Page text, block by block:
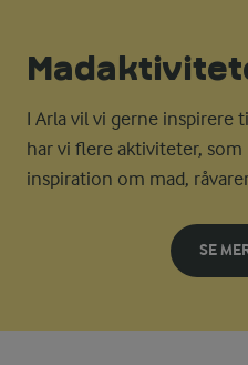
I Arla vil vi gerne inspirere
har vi flere aktiviteter, som
inspiration om mad,
SE